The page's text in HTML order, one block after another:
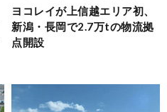
ヨコレイが上信越エリア初、
新潟・長岡で2.7万tの物流拠
点開設